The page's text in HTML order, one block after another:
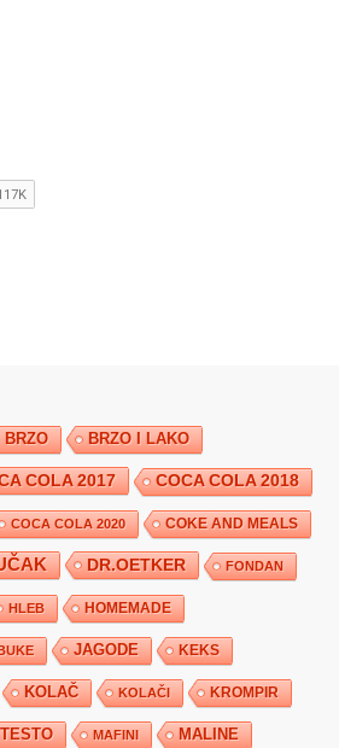
BRZO BRZO I LAKO
COLA 2017 COCA COLA 2018
COCA COLA 2020 COKE AND MEALS
DR.OETKER FONDAN
HLEB HOMEMADE
JAGODE KEKS
KOLAČ KOLAČI KROMPIR
MAFINI MALINE